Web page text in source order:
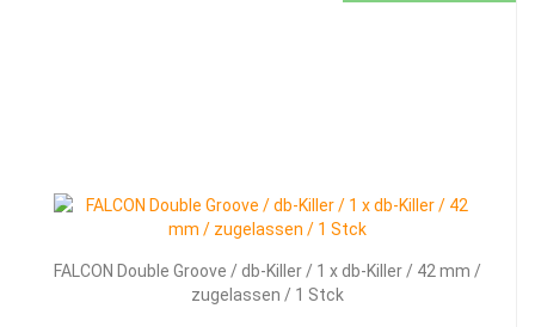
FALCON Double Groove / db-Killer / 1 x db-Killer / 42 mm /
zugelassen / 1 Stck